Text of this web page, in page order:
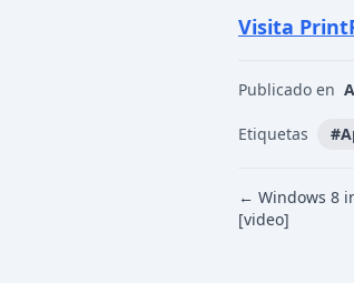
Visita
Publicado en
Etiquetas #
← Windows 8
[video]